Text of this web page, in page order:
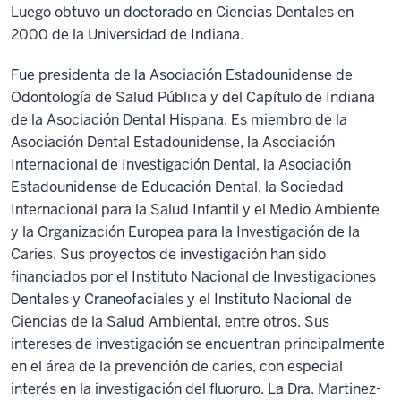
Luego obtuvo un doctorado en Ciencias Dentales en
2000 de la Universidad de Indiana.
Fue presidenta de la Asociación Estadounidense de
Odontología de Salud Pública y del Capítulo de Indiana
de la Asociación Dental Hispana. Es miembro de la
Asociación Dental Estadounidense, la Asociación
Internacional de Investigación Dental, la Asociación
Estadounidense de Educación Dental, la Sociedad
Internacional para la Salud Infantil y el Medio Ambiente
y la Organización Europea para la Investigación de la
Caries. Sus proyectos de investigación han sido
financiados por el Instituto Nacional de Investigaciones
Dentales y Craneofaciales y el Instituto Nacional de
Ciencias de la Salud Ambiental, entre otros. Sus
intereses de investigación se encuentran principalmente
en el área de la prevención de caries, con especial
interés en la investigación del fluoruro. La Dra. Martinez-